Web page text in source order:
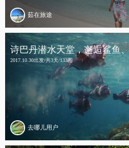
茹在旅途
2017.10.30出发/共3天/133图
去哪儿用户